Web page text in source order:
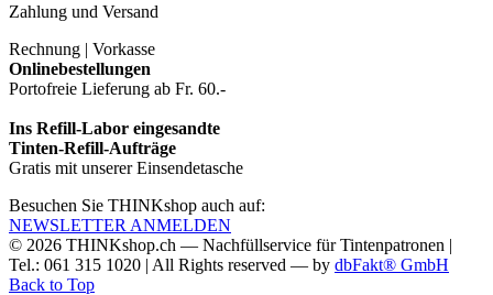
Zahlung und Versand
Rechnung | Vorkasse
Onlinebestellungen
Portofreie Lieferung ab Fr. 60.-
Ins Refill-Labor eingesandte
Tinten-Refill-Aufträge
Gratis mit unserer Einsendetasche
Besuchen Sie THINKshop auch auf:
NEWSLETTER ANMELDEN
© 2026 THINKshop.ch — Nachfüllservice fürTintenpatronen |
Tel.: 061 315 1020 | All Rights reserved — by dbFakt® GmbH
Back to Top